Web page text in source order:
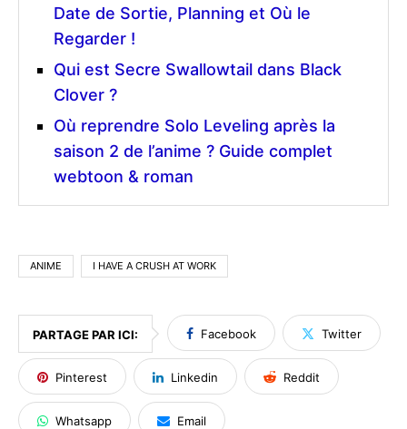
Date de Sortie, Planning et Où le
Regarder !
Qui est Secre Swallowtail dans Black
Clover ?
Où reprendre Solo Leveling après la
saison 2 de l’anime ? Guide complet
webtoon & roman
ANIME I HAVE A CRUSH AT WORK
PARTAGE PAR ICI: Facebook Twitter
Pinterest Linkedin Reddit
Whatsapp Email